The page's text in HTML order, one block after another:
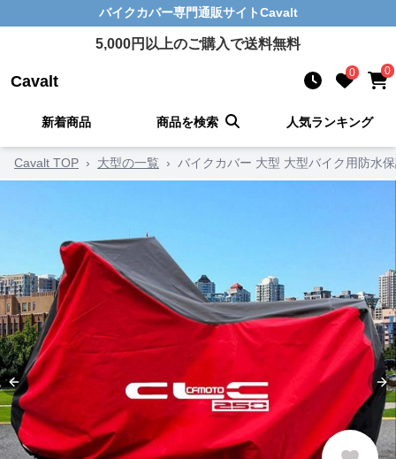
バイクカバー専門通販サイトCavalt
5,000円以上のご購入で送料無料
Cavalt 0 0
新着商品 商品を検索 人気ランキング
Cavalt TOP › 大型の一覧 › バイクカバー 大型 大型バイク用防水
Previous slide